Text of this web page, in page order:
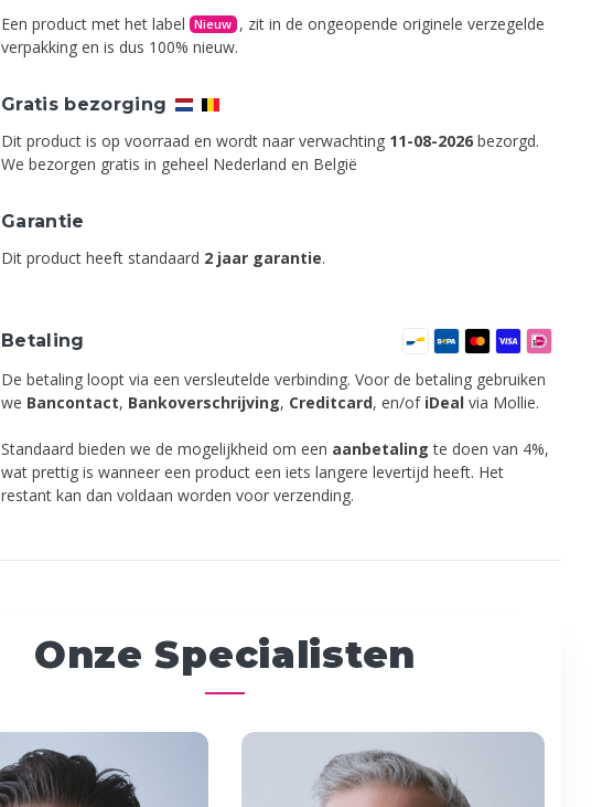
Een product met het label
Nieuw , zit in de ongeopende originele verzegelde
verpakking en is dus 100% nieuw.
Gratis bezorging
Dit product is op voorraad en wordt naar verwachting 11-08-2026 bezorgd.
We bezorgen gratis in geheel Nederland en België
Garantie
Dit product heeft standaard 2 jaar garantie.
Betaling
De betaling loopt via een versleutelde verbinding. Voor de betaling gebruiken
we Bancontact, Bankoverschrijving, Creditcard, en/of iDeal via Mollie.
Standaard bieden we de mogelijkheid om een aanbetaling te doen van 4%,
wat prettig is wanneer een product een iets langere levertijd heeft. Het
restant kan dan voldaan worden voor verzending.
Onze Specialisten